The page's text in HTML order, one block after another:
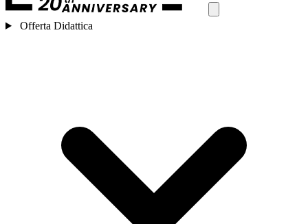
Offerta Didattica